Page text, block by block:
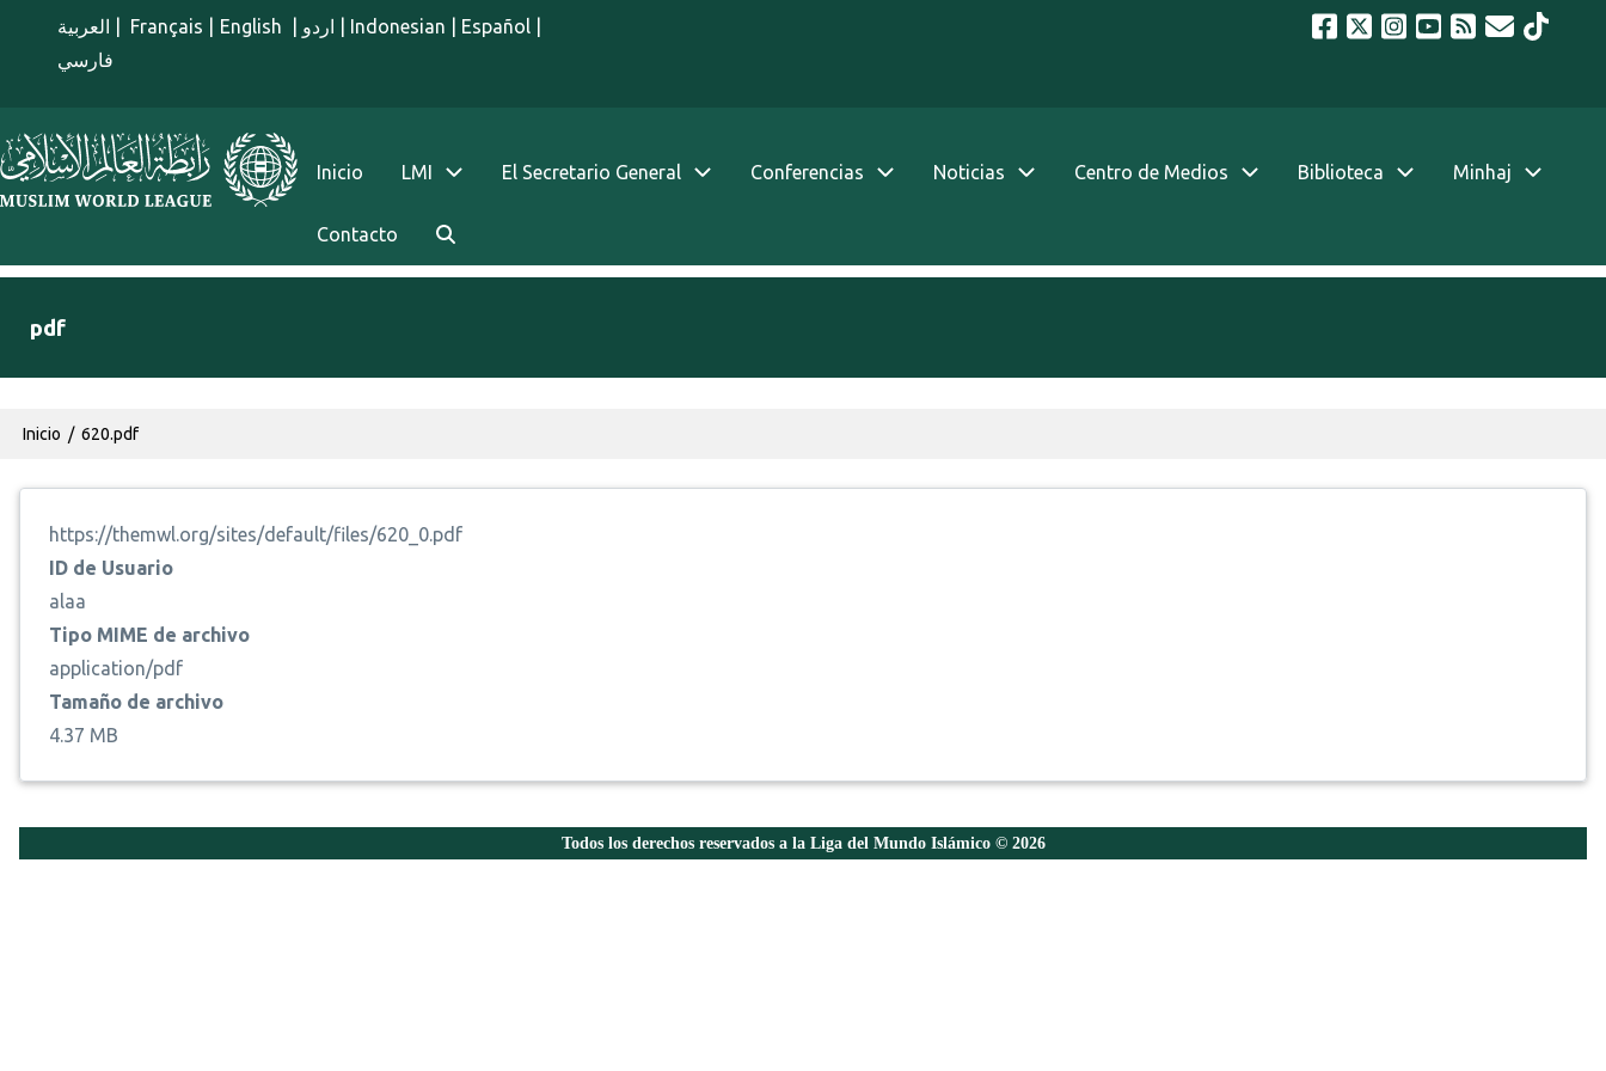
Pasar al contenido principal
العربية Français English اردو Indonesian Español
فارسي
menu spanish
Inicio LMI El Secretario General Conferencias Noticias Centro de Medios Biblioteca Minhaj
Contacto
pdf
Ruta de navegación
Inicio 620.pdf
https://themwl.org/sites/default/files/620_0.pdf
ID de Usuario
alaa
Tipo MIME de archivo
application/pdf
Tamaño de archivo
4.37 MB
Todos los derechos reservados a la Liga del Mundo Islámico © 2026